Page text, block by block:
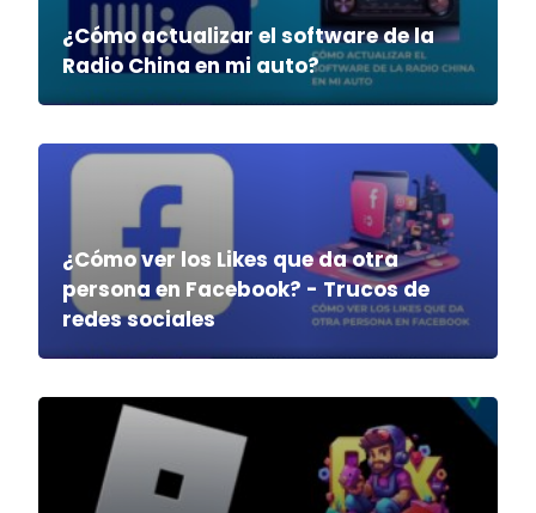
¿Cómo actualizar el software de la
Radio China en mi auto?
¿Cómo ver los Likes que da otra
persona en Facebook? - Trucos de
redes sociales